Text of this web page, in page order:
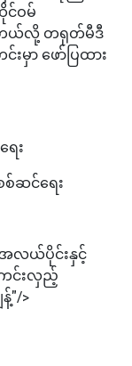
င်ဝမ်
စ်တယ်လို့ တရုတ်မီဒီ
ာ ဖော်ပြထား
း
ဆင်ရေး
အလယ်ပိုင်းနှင့်
ကင်းလှည့်
"/>
င်မြစ်ကော်မရှင် ထိပ်
င်းဆောင်ရွက်ရေးအဖွဲ့တွ